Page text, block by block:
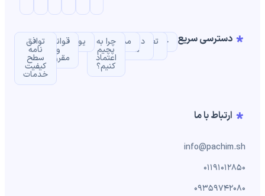
دسترسی سریع خانهتعرفهدرباره
ما
مستندات
چرا به
پچیم
اعتماد
کنیم؟
یوزکیس‌ها
قوانین
و
مقررات
توافق‌
نامه
سطح
کیفیت
خدمات
ارتباط با ما
info@pachim.sh
01191012850
09359742080